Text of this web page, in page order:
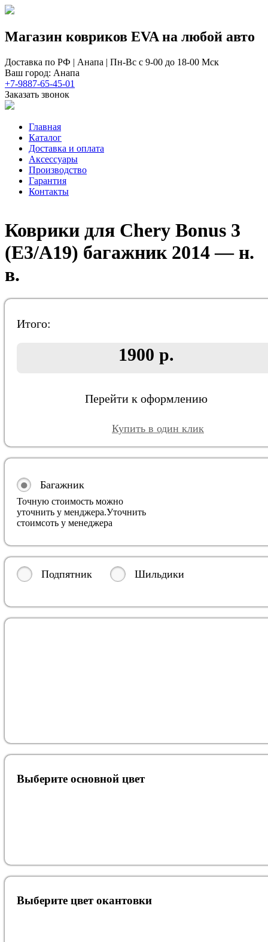
Магазин ковриков EVA ​на любой авто
Доставка по РФ | Анапа | Пн-Вс с 9-00 до 18-00 Мск
Ваш город: Анапа
+7-9887-65-45-01
Заказать звонок
Главная
Каталог
Доставка и оплата
Аксессуары
Производство
Гарантия
Контакты
Коврики для Chery Bonus 3
(Е3/A19) багажник 2014 — н.
в.
Итого:
1900 р.
Перейти к оформлению
Купить в один клик
Багажник
Точную стоимость можно
уточнить у менджера.Уточнить
стоимсоть у менеджера
Подпятник Шильдики
Выберите oсновной цвет
Выберите цвет окантовки